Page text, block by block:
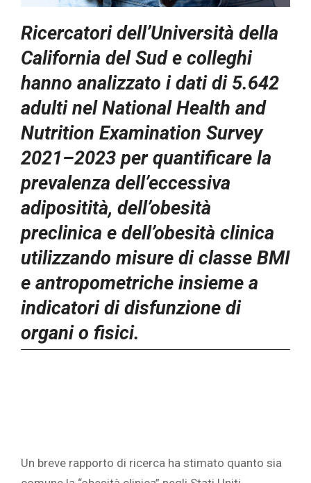
Ricercatori dell’Università della
California del Sud e colleghi
hanno analizzato i dati di 5.642
adulti nel National Health and
Nutrition Examination Survey
2021–2023 per quantificare la
prevalenza dell’eccessiva
adipositità, dell’obesità
preclinica e dell’obesità clinica
utilizzando misure di classe BMI
e antropometriche insieme a
indicatori di disfunzione di
organi o fisici.
Un breve rapporto di ricerca ha stimato quanto sia